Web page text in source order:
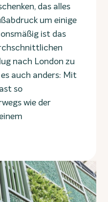
das alles
um einige
ist das
nach London zu
auch anders: Mit
so
wie der